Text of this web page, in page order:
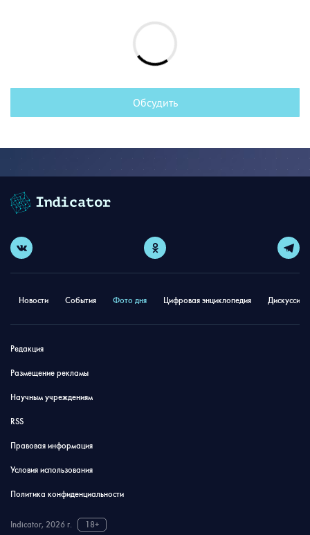
Обсудить
Новости События Фото дня Цифровая энциклопедия
Редакция
Размещение рекламы
Научным учреждениям
RSS
Правовая информация
Условия использования
Политика конфиденциальности
Indicator, 2026 г. 18+